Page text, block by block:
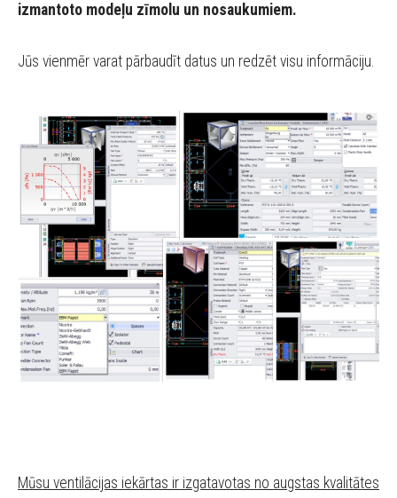
izmantoto modeļu zīmolu un nosaukumiem.
Jūs vienmēr varat pārbaudīt datus un redzēt visu informāciju.
Mūsu ventilācijas iekārtas ir izgatavotas no augstas kvalitātes